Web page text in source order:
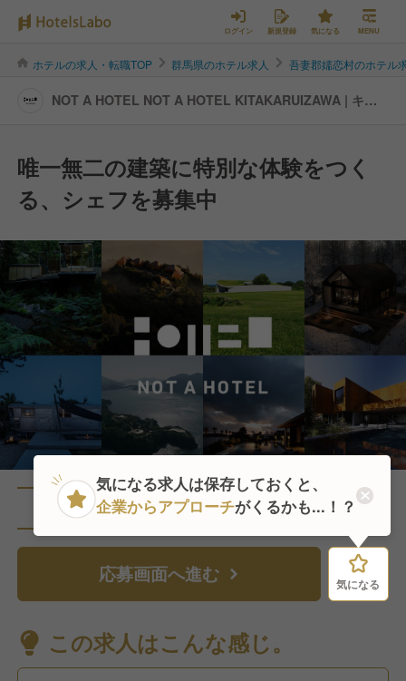
ログイン 新規登録 気になる MENU
ホテルの求人・転職TOP 群馬県のホテル求人 吾妻郡嬬恋村のホテル
NOT A HOTEL NOT A HOTEL KITAKARUIZAWA | キッ
唯一無二の建築に特別な体験をつく
る、シェフを募集中
直近1人がこの求人を検討中
応募画面へ進む 気になる
この求人はこんな感じ。
気になる
気になる求人は保存しておくと、
企業からアプローチがくるかも...！？